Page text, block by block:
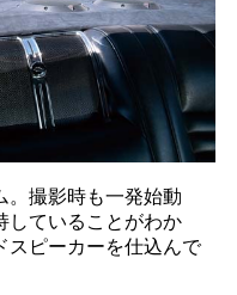
。撮影時も一発始動
していることがわか
スピーカーを仕込んで